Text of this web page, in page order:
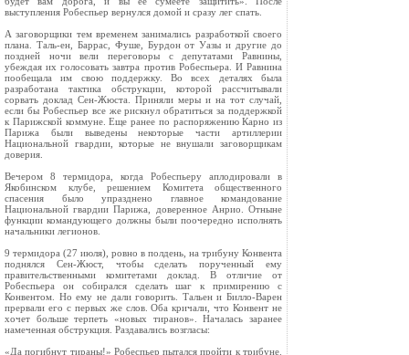
выступления Робеспьер вернулся домой и сразу лег спать.
А заговорщики тем временем занимались разработкой своего
плана. Таль‑ен, Баррас, Фуше, Бурдон от Уазы и другие до
поздней ночи вели переговоры с депутатами Равнины,
убеждая их голосовать завтра против Робеспьера. И Равнина
пообещала им свою поддержку. Во всех деталях была
разработана тактика обструкции, которой рассчитывали
сорвать доклад Сен‑Жюста. Приняли меры и на тот случай,
если бы Робеспьер все же рискнул обратиться за поддержкой
к Парижской коммуне. Еще ранее по распоряжению Карно из
Парижа были выведены некоторые части артиллерии
Национальной гвардии, которые не внушали заговорщикам
доверия.
Вечером 8 термидора, когда Робеспьеру аплодировали в
Якобинском клубе, решением Комитета общественного
спасения было упразднено главное командование
Национальной гвардии Парижа, доверенное Анрио. Отныне
функции командующего должны были поочередно исполнять
начальники легионов.
9 термидора (27 июля), ровно в полдень, на трибуну Конвента
поднялся Сен‑Жюст, чтобы сделать порученный ему
правительственными комитетами доклад. В отличие от
Робеспьера он собирался сделать шаг к примирению с
Конвентом. Но ему не дали говорить. Тальен и Билло‑Варен
прервали его с первых же слов. Оба кричали, что Конвент не
хочет больше терпеть «новых тиранов». Началась заранее
намеченная обструкция. Раздавались возгласы:
«Да погибнут тираны!» Робеспьер пытался пройти к трибуне.